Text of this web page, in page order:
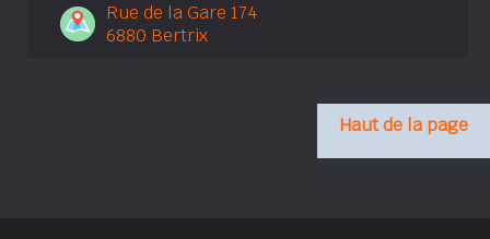
Rue de la Gare 174
6880 Bertrix
Haut de la page